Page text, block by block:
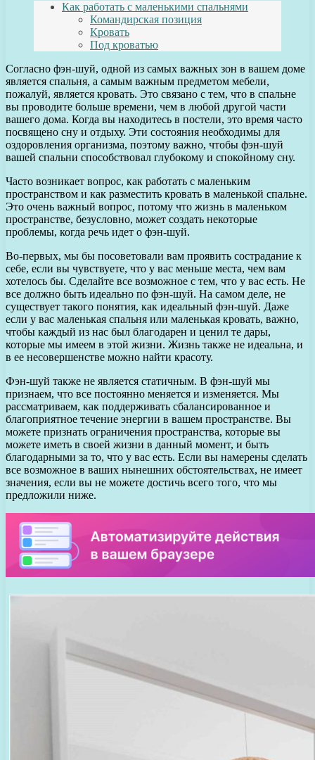
Как работать с маленькими спальнями
Командирская позиция
Кровать
Под кроватью
Согласно фэн-шуй, одной из самых важных зон в вашем доме
является спальня, а самым важным предметом мебели,
пожалуй, является кровать. Это связано с тем, что в спальне
вы проводите больше времени, чем в любой другой части
вашего дома. Когда вы находитесь в постели, это время часто
посвящено сну и отдыху. Эти состояния необходимы для
оздоровления организма, поэтому важно, чтобы фэн-шуй
вашей спальни способствовал глубокому и спокойному сну.
Часто возникает вопрос, как работать с маленьким
пространством и как разместить кровать в маленькой спальне.
Это очень важный вопрос, потому что жизнь в маленьком
пространстве, безусловно, может создать некоторые
проблемы, когда речь идет о фэн-шуй.
Во-первых, мы бы посоветовали вам проявить сострадание к
себе, если вы чувствуете, что у вас меньше места, чем вам
хотелось бы. Сделайте все возможное с тем, что у вас есть. Не
все должно быть идеально по фэн-шуй. На самом деле, не
существует такого понятия, как идеальный фэн-шуй. Даже
если у вас маленькая спальня или маленькая кровать, важно,
чтобы каждый из нас был благодарен и ценил те дары,
которые мы имеем в этой жизни. Жизнь также не идеальна, и
в ее несовершенстве можно найти красоту.
Фэн-шуй также не является статичным. В фэн-шуй мы
признаем, что все постоянно меняется и изменяется. Мы
рассматриваем, как поддерживать сбалансированное и
благоприятное течение энергии в вашем пространстве. Вы
можете признать ограничения пространства, которые вы
можете иметь в своей жизни в данный момент, и быть
благодарными за то, что у вас есть. Если вы намерены сделать
все возможное в ваших нынешних обстоятельствах, не имеет
значения, если вы не можете достичь всего того, что мы
предложили ниже.